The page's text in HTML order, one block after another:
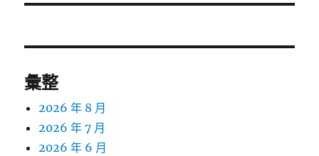
文
彙整
2026 年 8 月
2026 年 7 月
2026 年 6 月